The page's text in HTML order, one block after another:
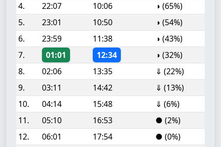
4.
22:07 10:06
◑ (65%)
5.
23:01 10:50
◑ (54%)
6.
23:59 11:38
◑ (43%)
7.
01:01 12:34
◑ (32%)
8.
02:06 13:35
⇓ (22%)
9.
03:11 14:42
⇓ (13%)
10.
04:14 15:48
⇓ (6%)
11.
05:10 16:53
● (2%)
12.
06:01 17:54
● (0%)